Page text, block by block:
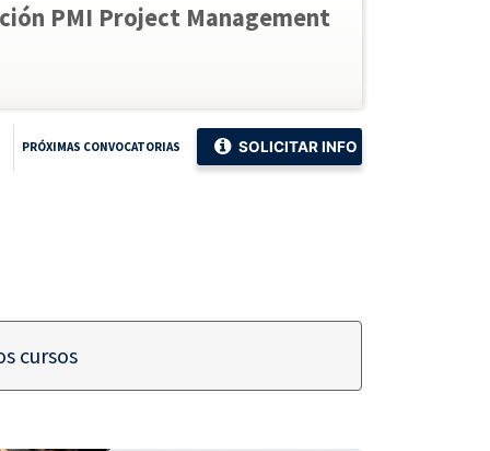
PMI Project Management
PRÓXIMAS CONVOCATORIAS SOLICITAR INFO
cursos